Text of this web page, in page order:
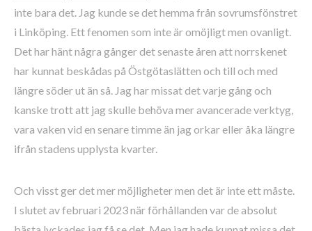
inte bara det. Jag kunde se det hemma från sovrumsfönstret
i Linköping. Ett fenomen som inte är omöjligt men ovanligt.
Det har hänt några gånger det senaste åren att norrskenet
har kunnat beskådas på Östgötaslätten och till och med
längre söder ut än så. Jag har missat det varje gång och
kanske trott att jag skulle behöva mer avancerade verktyg,
vara vaken vid en senare timme än jag orkar eller åka längre
ifrån stadens upplysta kvarter.
Och visst ger det mer möjligheter men det är inte ett måste.
I slutet av februari 2023 när förhållanden var de absolut